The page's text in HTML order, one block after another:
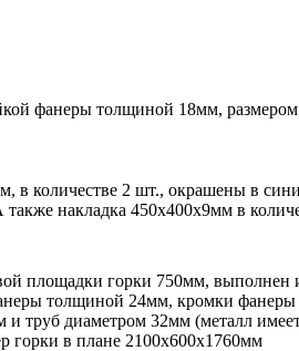
фанеры толщиной 18мм,
в количестве 2 шт., окрашены в
накладка 450х400х9мм в
площадки горки 750мм,
толщиной 24мм, кромки
и труб диаметром 32мм (металл
горки в плане 2100х600х1760мм